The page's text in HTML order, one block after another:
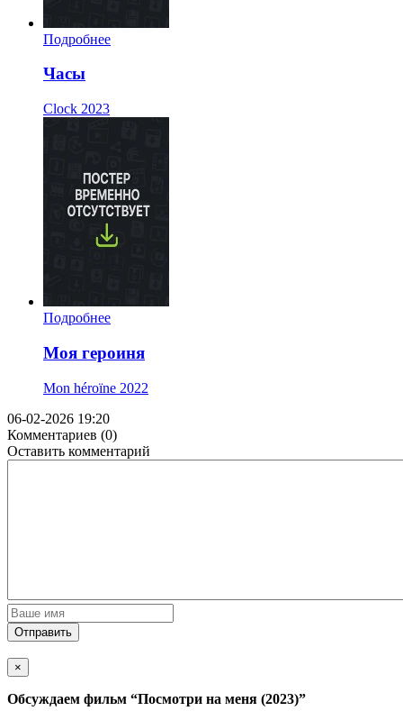
Подробнее
Часы
Clock 2023
Подробнее
Моя героиня
Mon héroïne 2022
06-02-2026 19:20
Комментариев (0)
Оставить комментарий
Отправить
×
Обсуждаем фильм “Посмотри на меня (2023)”